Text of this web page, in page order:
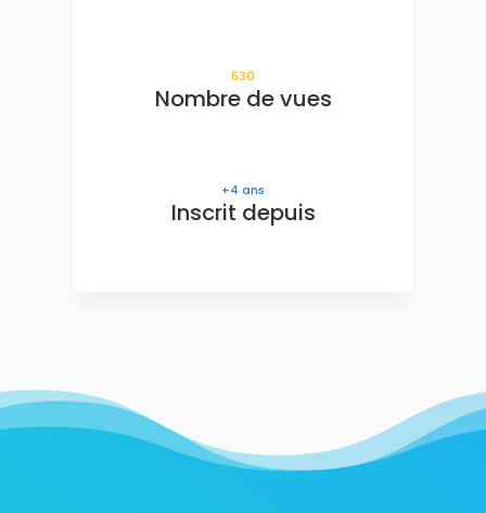
630
Nombre de vues
4 ans
Inscrit depuis